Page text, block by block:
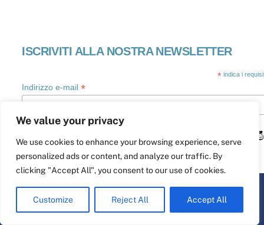
We value your privacy
We use cookies to enhance your browsing experience, serve
personalized ads or content, and analyze our traffic. By
clicking "Accept All", you consent to our use of cookies.
Customize Reject All Accept All
ISCRIVITI ALLA NOSTRA NEWSLETTER
* indica i
Indirizzo e-mail*
Torna
English
Croatian
Dutch
Romanian